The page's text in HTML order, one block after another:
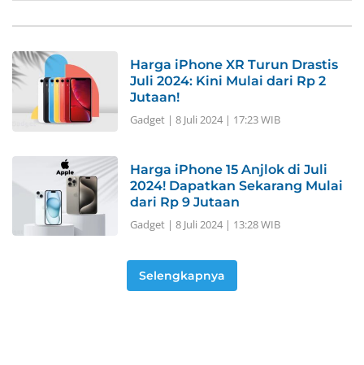
Harga iPhone XR Turun Drastis
Juli 2024: Kini Mulai dari Rp 2
Jutaan!
Gadget| 8 Juli 2024 | 17:23 WIB
Harga iPhone 15 Anjlok di Juli
2024! Dapatkan Sekarang Mulai
dari Rp 9 Jutaan
Gadget| 8 Juli 2024 | 13:28 WIB
Selengkapnya